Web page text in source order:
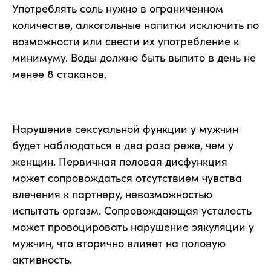
Употреблять соль нужно в ограниченном
количестве, алкогольные напитки исключить по
возможности или свести их употребление к
минимуму. Воды должно быть выпито в день не
менее 8 стаканов.
Нарушение сексуальной функции у мужчин
будет наблюдаться в два раза реже, чем у
женщин. Первичная половая дисфункция
может сопровождаться отсутствием чувства
влечения к партнеру, невозможностью
испытать оргазм. Сопровождающая усталость
может провоцировать нарушение эякуляции у
мужчин, что вторично влияет на половую
активность.